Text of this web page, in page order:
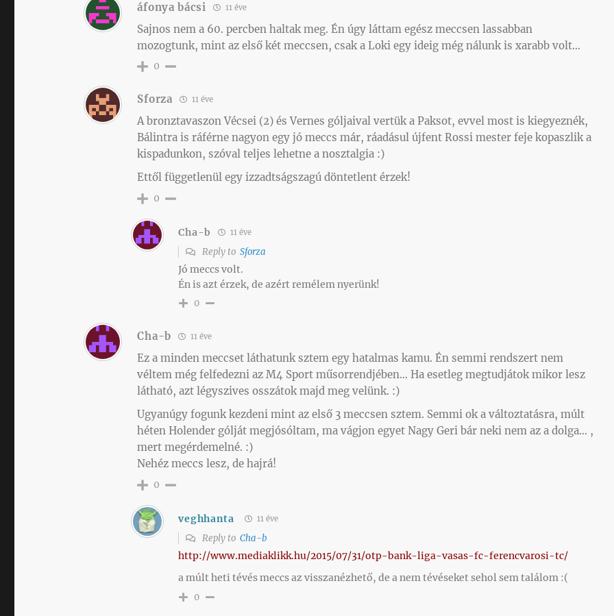
áfonya bácsi 11 éve
Sajnos nem a 60. percben haltak meg. Én úgy láttam egész meccsen lassabban
mozogtunk, mint az első két meccsen, csak a Loki egy ideig még nálunk is xarabb volt…
0
Sforza 11 éve
A bronztavaszon Vécsei (2) és Vernes góljaival vertük a Paksot, evvel most is kiegyeznék,
Bálintra is ráférne nagyon egy jó meccs már, ráadásul újfent Rossi mester feje kopaszlik a
kispadunkon, szóval teljes lehetne a nosztalgia :)
Ettől függetlenül egy izzadtságszagú döntetlent érzek!
0
Cha-b 11 éve
Reply toSforza
Jó meccs volt.
Én is azt érzek, de azért remélem nyerünk!
0
Cha-b 11 éve
Ez a minden meccset láthatunk sztem egy hatalmas kamu. Én semmi rendszert nem
véltem még felfedezni az M4 Sport műsorrendjében… Ha esetleg megtudjátok mikor lesz
látható, azt légyszives osszátok majd meg velünk. :)
Ugyanúgy fogunk kezdeni mint az első 3 meccsen sztem. Semmi ok a változtatásra, múlt
héten Holender gólját megjósóltam, ma vágjon egyet Nagy Geri bár neki nem az a dolga… ,
mert megérdemelné. :)
Nehéz meccs lesz, de hajrá!
0
veghhanta 11 éve
Reply toCha-b
http://www.mediaklikk.hu/2015/07/31/otp-bank-liga-vasas-fc-ferencvarosi-tc/
a múlt heti tévés meccs az visszanézhető, de a nem tévéseket sehol sem találom :(
0